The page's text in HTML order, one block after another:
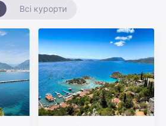
Всі курорти